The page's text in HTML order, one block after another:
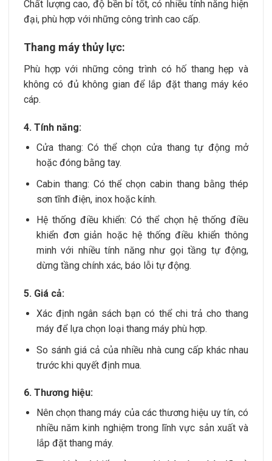
Chất lượng cao, độ bền bỉ tốt, có nhiều tính năng hiện
đại, phù hợp với những công trình cao cấp.
Thang máy thủy lực:
Phù hợp với những công trình có hố thang hẹp và
không có đủ không gian để lắp đặt thang máy kéo
cáp.
4. Tính năng:
Cửa thang: Có thể chọn cửa thang tự động mở
hoặc đóng bằng tay.
Cabin thang: Có thể chọn cabin thang bằng thép
sơn tĩnh điện, inox hoặc kính.
Hệ thống điều khiển: Có thể chọn hệ thống điều
khiển đơn giản hoặc hệ thống điều khiển thông
minh với nhiều tính năng như gọi tầng tự động,
dừng tầng chính xác, báo lỗi tự động.
5. Giá cả:
Xác định ngân sách bạn có thể chi trả cho thang
máy để lựa chọn loại thang máy phù hợp.
So sánh giá cả của nhiều nhà cung cấp khác nhau
trước khi quyết định mua.
6. Thương hiệu:
Nên chọn thang máy của các thương hiệu uy tín, có
nhiều năm kinh nghiệm trong lĩnh vực sản xuất và
lắp đặt thang máy.